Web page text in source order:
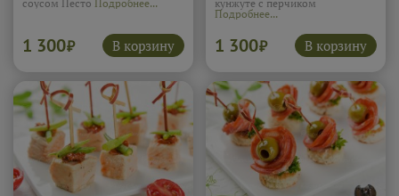
соусом Песто Подробнее...
1 300₽ В корзину
кунжуте с перчиком
Подробнее...
1 300₽ В корзину